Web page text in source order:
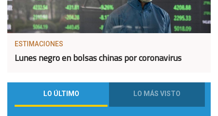
ESTIMACIONES
Lunes negro en bolsas chinas por coronavirus
LO ÚLTIMO LO MÁS VISTO